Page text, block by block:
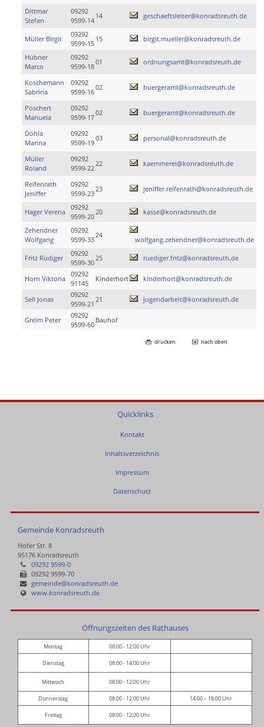
Dittmar
Stefan
09292
9599-14
14 geschaeftsleiter@konradsreuth.de
Müller Birgit
09292
9599-15
15 birgit.mueller@konradsreuth.de
Hübner
Marco
09292
9599-18
01 ordnungsamt@konradsreuth.de
Koschemann
Sabrina
09292
9599-16
02 buergeramt@konradsreuth.de
Poschert
Manuela
09292
9599-17
02 buergeramt@konradsreuth.de
Döhla
Marina
09292
9599-19
03 personal@konradsreuth.de
Müller
Roland
09292
9599-22
22 kaemmerei@konradsreuth.de
Reifenrath
Jeniffer
09292
9599-23
23 jeniffer.reifenrath@konradsreuth.de
Hager Verena
09292
9599-20
20 kasse@konradsreuth.de
Zehendner
Wolfgang
09292
9599-33
24
wolfgang.zehendner@konradsreuth.de
Fritz Rüdiger
09292
9599-30
25 ruediger.fritz@konradsreuth.de
Horn Viktoria
09292
91145
Kinderhort kinderhort@konradsreuth.de
Sell Jonas
09292
9599-21
21 jugendarbeit@konradsreuth.de
Greim Peter
09292
9599-60
Bauhof
drucken nach oben
Quicklinks
Kontakt
Inhaltsverzeichnis
Impressum
Datenschutz
Gemeinde Konradsreuth
Hofer Str. 8
95176 Konradsreuth
09292 9599-0
09292 9599-70
gemeinde@konradsreuth.de
www.konradsreuth.de
Öffnungszeiten des Rathauses
Montag 08:00 - 12:00 Uhr
Dienstag 08:00 - 14:00 Uhr
Mittwoch 08:00 - 12:00 Uhr
Donnerstag 08:00 - 12:00 Uhr 14:00 – 18:00 Uhr
Freitag 08:00 - 12:00 Uhr